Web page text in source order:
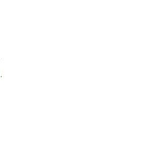
.